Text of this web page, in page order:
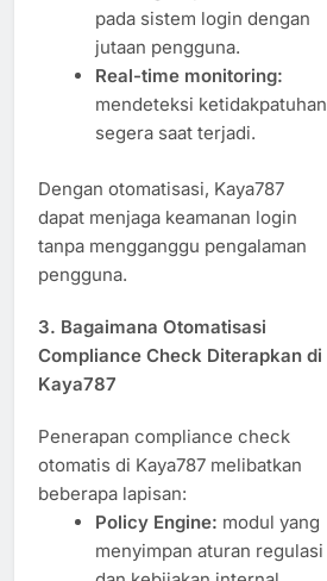
pada sistem login dengan
jutaan pengguna.
Real-time monitoring:
mendeteksi ketidakpatuhan
segera saat terjadi.
Dengan otomatisasi, Kaya787
dapat menjaga keamanan login
tanpa mengganggu pengalaman
pengguna.
3. Bagaimana Otomatisasi
Compliance Check Diterapkan di
Kaya787
Penerapan compliance check
otomatis di Kaya787 melibatkan
beberapa lapisan:
Policy Engine: modul yang
menyimpan aturan regulasi